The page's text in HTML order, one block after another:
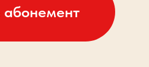
абонемент